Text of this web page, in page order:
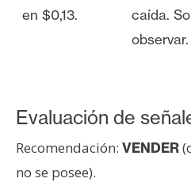
en $0,13.
caída.
observar.
Evaluación de
Recomendación: VENDER
no se posee).